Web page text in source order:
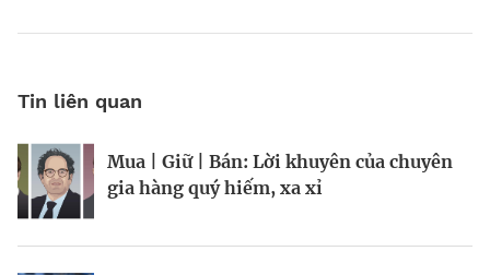
Tin liên quan
Mua | Giữ | Bán: Lời khuyên của chuyên
gia hàng quý hiếm, xa xỉ
Kinh Bắc gia nhập lĩnh vực AI với dự án
tỷ đô
Tiền cũng mọc trên cây, chỉ là hơi chậm
chút?